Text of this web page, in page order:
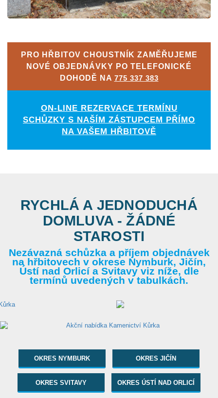
PRO HŘBITOV CHOUSTNÍK ZAMĚŘUJEME
NOVÉ OBJEDNÁVKY PO TELEFONICKÉ
DOHODĚ NA 775 337 383
ON-LINE REZERVACE TERMÍNU
SCHŮZKY S NAŠÍM ZÁSTUPCEM PŘÍMO
NA VAŠEM HŘBITOVĚ
RYCHLÁ A JEDNODUCHÁ
DOMLUVA - ŽÁDNÉ
STAROSTI
Nezávazná schůzka a příjem objednávek
na hřbitovech v okrese Nymburk, Jičín,
Ústí nad Orlicí a Svitavy viz níže, dle
termínů uvedených v tabulkách.
OKRES NYMBURK OKRES JIČÍN
OKRES SVITAVY OKRES ÚSTÍ NAD ORLICÍ